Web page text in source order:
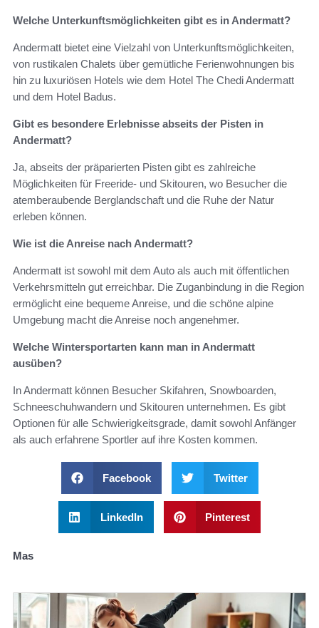
Welche Unterkunftsmöglichkeiten gibt es in Andermatt?
Andermatt bietet eine Vielzahl von Unterkunftsmöglichkeiten,
von rustikalen Chalets über gemütliche Ferienwohnungen bis
hin zu luxuriösen Hotels wie dem Hotel The Chedi Andermatt
und dem Hotel Badus.
Gibt es besondere Erlebnisse abseits der Pisten in
Andermatt?
Ja, abseits der präparierten Pisten gibt es zahlreiche
Möglichkeiten für Freeride- und Skitouren, wo Besucher die
atemberaubende Berglandschaft und die Ruhe der Natur
erleben können.
Wie ist die Anreise nach Andermatt?
Andermatt ist sowohl mit dem Auto als auch mit öffentlichen
Verkehrsmitteln gut erreichbar. Die Zuganbindung in die Region
ermöglicht eine bequeme Anreise, und die schöne alpine
Umgebung macht die Anreise noch angenehmer.
Welche Wintersportarten kann man in Andermatt
ausüben?
In Andermatt können Besucher Skifahren, Snowboarden,
Schneeschuhwandern und Skitouren unternehmen. Es gibt
Optionen für alle Schwierigkeitsgrade, damit sowohl Anfänger
als auch erfahrene Sportler auf ihre Kosten kommen.
Facebook Twitter
LinkedIn Pinterest
Mas